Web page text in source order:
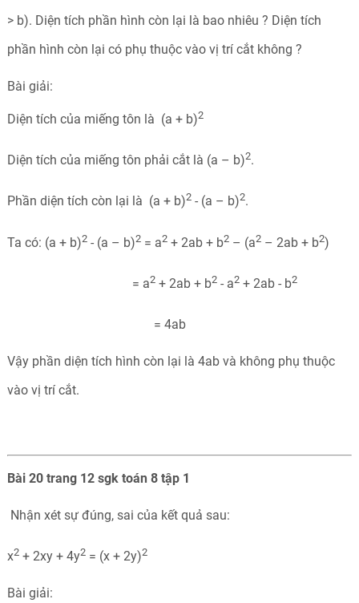
> b). Diện tích phần hình còn lại là bao nhiêu ? Diện tích
phần hình còn lại có phụ thuộc vào vị trí cắt không ?
Bài giải:
Diện tích của miếng tôn là (a + b)2
Diện tích của miếng tôn phải cắt là (a – b)2.
Phần diện tích còn lại là (a + b)2- (a – b)2.
Ta có: (a + b)2- (a – b)2= a2+ 2ab + b2– (a2– 2ab + b2)
= a2+ 2ab + b2- a2+ 2ab - b2
= 4ab
Vậy phần diện tích hình còn lại là 4ab và không phụ thuộc
vào vị trí cắt.
Bài 20 trang 12 sgk toán 8 tập 1
Nhận xét sự đúng, sai của kết quả sau:
x2+ 2xy + 4y2= (x + 2y)2
Bài giải: